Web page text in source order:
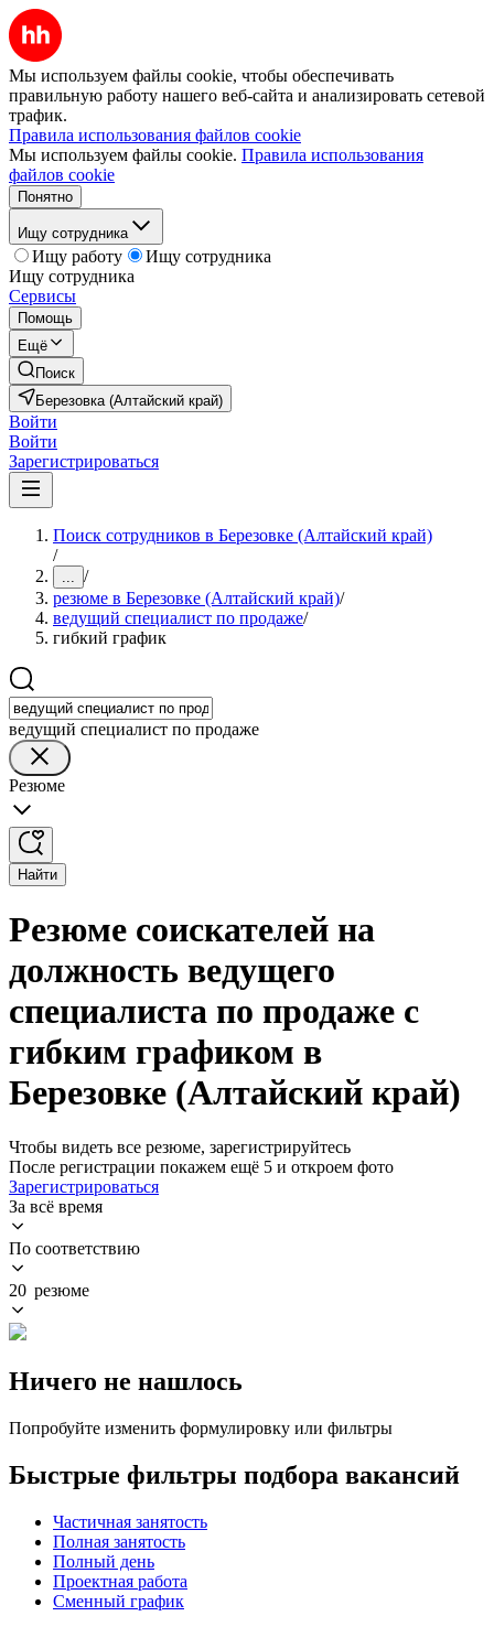
Мы используем файлы cookie, чтобы обеспечивать
правильную работу нашего веб-сайта и анализировать сетевой
трафик.
Правила использования файлов cookie
Мы используем файлы cookie. Правила использования
файлов cookie
Понятно
Ищу сотрудника
Ищу работу
Ищу сотрудника
Ищу сотрудника
Сервисы
Помощь
Ещё
Поиск
Березовка (Алтайский край)
Войти
Войти
Зарегистрироваться
Поиск сотрудников в Березовке (Алтайский край)
/
... /
резюме в Березовке (Алтайский край)/
ведущий специалист по продаже/
гибкий график
ведущий специалист по продаже
Резюме
Найти
Резюме соискателей на
должность ведущего
специалиста по продаже с
гибким графиком в
Березовке (Алтайский край)
Чтобы видеть все резюме, зарегистрируйтесь
После регистрации покажем ещё 5 и откроем фото
Зарегистрироваться
За всё время
По соответствию
20 резюме
Ничего не нашлось
Попробуйте изменить формулировку или фильтры
Быстрые фильтры подбора вакансий
Частичная занятость
Полная занятость
Полный день
Проектная работа
Сменный график